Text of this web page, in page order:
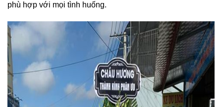
phù hợp với mọi tình huống.